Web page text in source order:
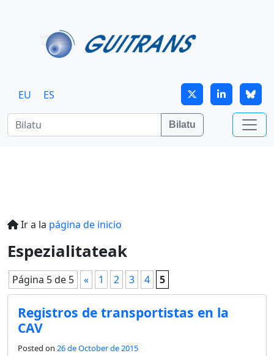
EU ES
Bilatu
Ir a la página de inicio
Espezialitateak
Página 5 de 5 « 1 2 3 4 5
Registros de transportistas en la
CAV
Posted on 26 de October de 2015